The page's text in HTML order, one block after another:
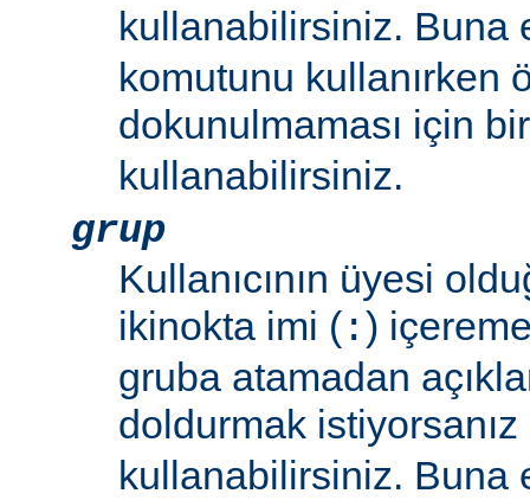
kullanabilirsiniz. Buna
komutunu kullanırken
dokunulmaması için
kullanabilirsiniz.
grup
Kullanıcının üyesi
ikinokta imi ( :)
gruba atamadan
doldurmak
kullanabilirsiniz. Buna